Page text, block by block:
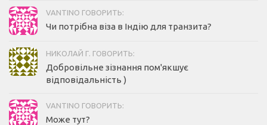
VANTINO ГОВОРИТЬ:
Чи потрібна віза в Індію для транзита?
НИКОЛАЙ Г. ГОВОРИТЬ:
Добровільне зізнання пом'якшує
відповідальність )
VANTINO ГОВОРИТЬ:
Може тут?